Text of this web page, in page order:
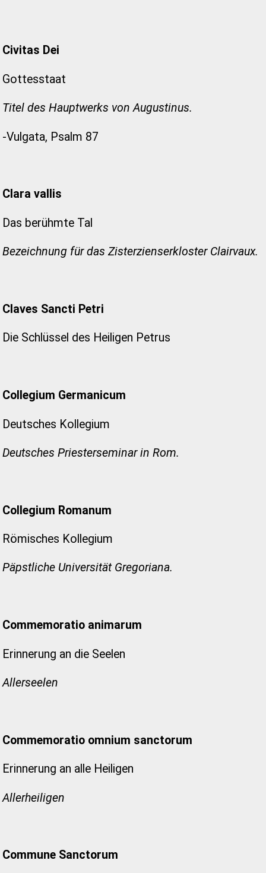
Civitas Dei
Gottesstaat
Titel des Hauptwerks von Augustinus.
-Vulgata, Psalm 87
Clara vallis
Das berühmte Tal
Bezeichnung für das Zisterzienserkloster Clairvaux.
Claves Sancti Petri
Die Schlüssel des Heiligen Petrus
Collegium Germanicum
Deutsches Kollegium
Deutsches Priesterseminar in Rom.
Collegium Romanum
Römisches Kollegium
Päpstliche Universität Gregoriana.
Commemoratio animarum
Erinnerung an die Seelen
Allerseelen
Commemoratio omnium sanctorum
Erinnerung an alle Heiligen
Allerheiligen
Commune Sanctorum